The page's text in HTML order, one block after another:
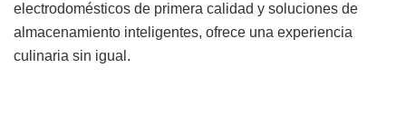
electrodomésticos de primera calidad y soluciones de
almacenamiento inteligentes, ofrece una experiencia
culinaria sin igual.